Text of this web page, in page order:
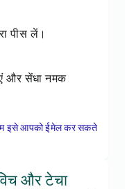
पीस लें।
और सेंधा नमक
इसे आपको ईमेल कर सकते
और टेचा